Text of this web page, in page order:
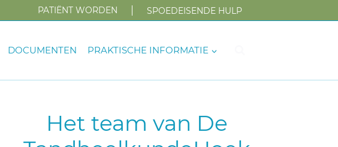
PATIËNT WORDEN SPOEDEISENDE HULP
DOCUMENTEN PRAKTISCHE INFORMATIE
Het team van De